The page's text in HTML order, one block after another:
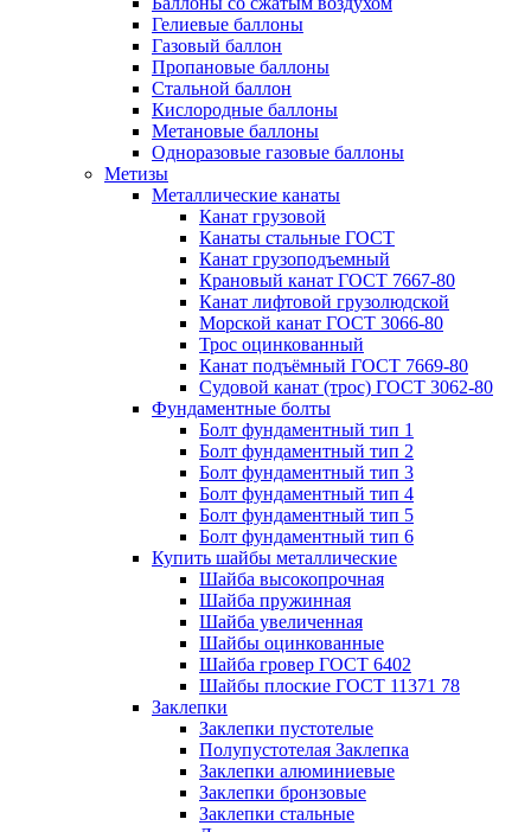
Гелиевые баллоны
Газовый баллон
Пропановые баллоны
Стальной баллон
Кислородные баллоны
Метановые баллоны
Одноразовые газовые баллоны
Метизы
Металлические канаты
Канат грузовой
Канаты стальные ГОСТ
Канат грузоподъемный
Крановый канат ГОСТ 7667-80
Канат лифтовой грузолюдской
Морской канат ГОСТ 3066-80
Трос оцинкованный
Канат подъёмный ГОСТ 7669-80
Судовой канат (трос) ГОСТ 3062-80
Фундаментные болты
Болт фундаментный тип 1
Болт фундаментный тип 2
Болт фундаментный тип 3
Болт фундаментный тип 4
Болт фундаментный тип 5
Болт фундаментный тип 6
Купить шайбы металлические
Шайба высокопрочная
Шайба пружинная
Шайба увеличенная
Шайбы оцинкованные
Шайба гровер ГОСТ 6402
Шайбы плоские ГОСТ 11371 78
Заклепки
Заклепки пустотелые
Полупустотелая Заклепка
Заклепки алюминиевые
Заклепки бронзовые
Заклепки стальные